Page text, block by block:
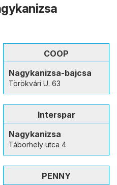
COOP
Nagykanizsa-bajcsa
Törökvári U. 63
Interspar
Nagykanizsa
Táborhely utca 4
PENNY